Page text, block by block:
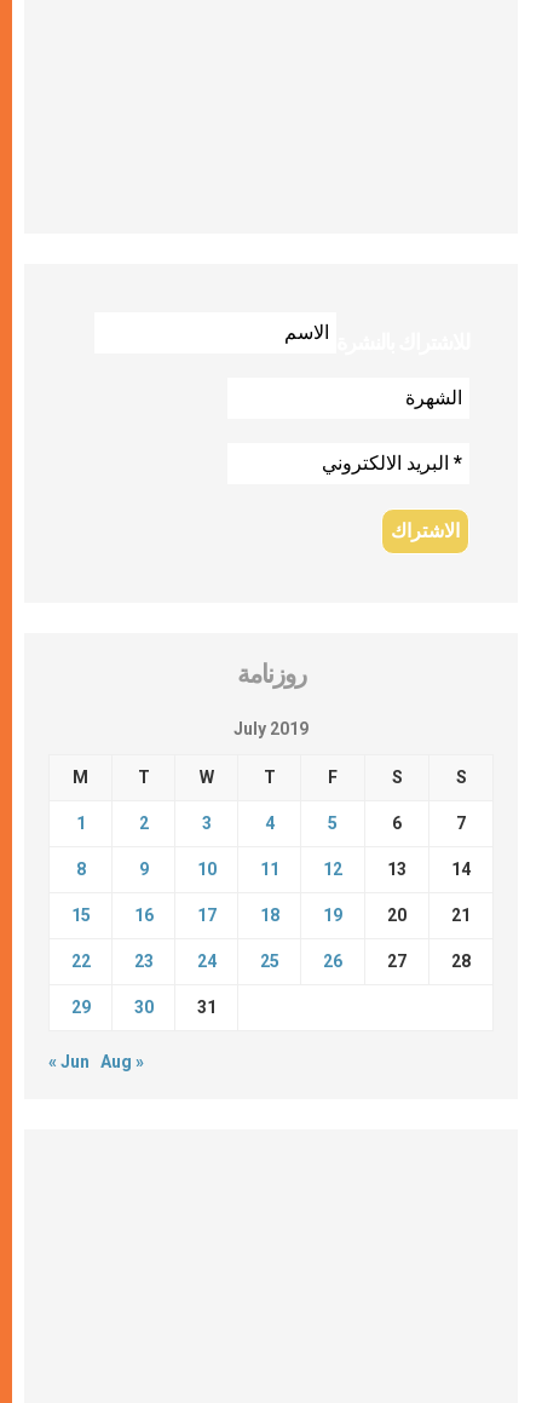
روزنامة
July 2019
M T W T F S S
1 2 3 4 5 6 7
8 9 10 11 12 13 14
15 16 17 18 19 20 21
22 23 24 25 26 27 28
29 30 31
« Jun Aug »